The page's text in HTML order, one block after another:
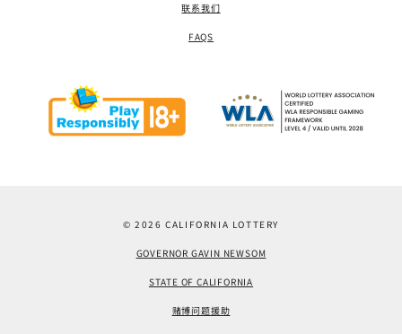
联系我们
FAQS
© 2026 CALIFORNIA LOTTERY
GOVERNOR GAVIN NEWSOM
STATE OF CALIFORNIA
赌博问题援助